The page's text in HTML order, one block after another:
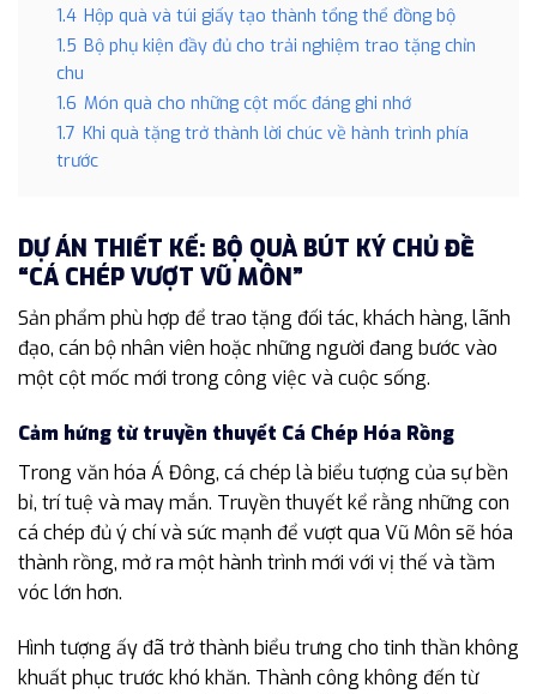
1.4 Hộp quà và túi giấy tạo thành tổng thể đồng bộ
1.5 Bộ phụ kiện đầy đủ cho trải nghiệm trao tặng chỉn
chu
1.6 Món quà cho những cột mốc đáng ghi nhớ
1.7 Khi quà tặng trở thành lời chúc về hành trình phía
trước
DỰ ÁN THIẾT KẾ: BỘ QUÀ BÚT KÝ CHỦ ĐỀ
“CÁ CHÉP VƯỢT VŨ MÔN”
Sản phẩm phù hợp để trao tặng đối tác, khách hàng, lãnh
đạo, cán bộ nhân viên hoặc những người đang bước vào
một cột mốc mới trong công việc và cuộc sống.
Cảm hứng từ truyền thuyết Cá Chép Hóa Rồng
Trong văn hóa Á Đông, cá chép là biểu tượng của sự bền
bỉ, trí tuệ và may mắn. Truyền thuyết kể rằng những con
cá chép đủ ý chí và sức mạnh để vượt qua Vũ Môn sẽ hóa
thành rồng, mở ra một hành trình mới với vị thế và tầm
vóc lớn hơn.
Hình tượng ấy đã trở thành biểu trưng cho tinh thần không
khuất phục trước khó khăn. Thành công không đến từ